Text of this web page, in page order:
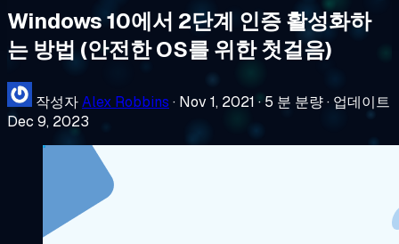
Windows 10에서 2단계 인증 활성화하
는 방법 (안전한 OS를 위한 첫걸음)
작성자Alex Robbins · Nov 1, 2021 · 5 분 분량· 업데이트
Dec 9, 2023